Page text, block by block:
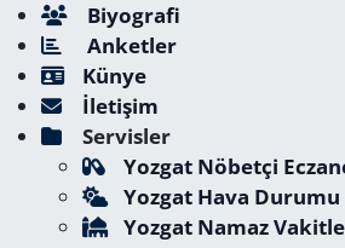
Biyografi
Anketler
Künye
İletişim
Servisler
Yozgat Nöbetçi
Yozgat Hava Durumu
Yozgat Namaz